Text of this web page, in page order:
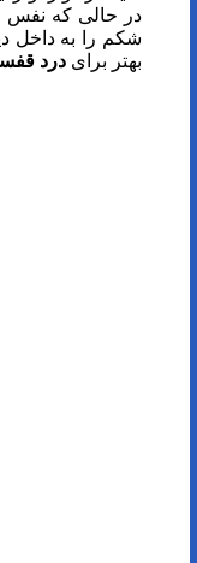
در حالی که نفس
شکم را به داخل
بهتر برای درد